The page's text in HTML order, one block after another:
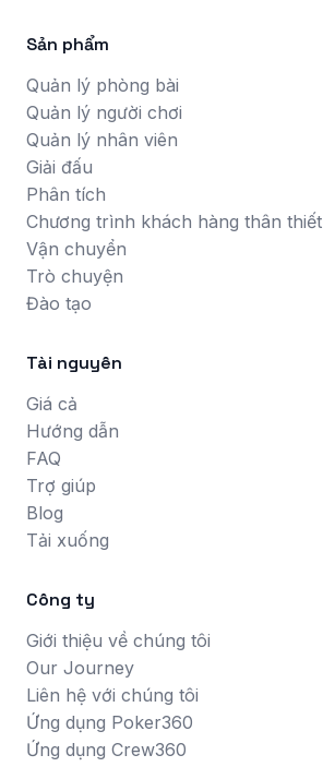
Sản phẩm
Quản lý phòng bài
Quản lý người chơi
Quản lý nhân viên
Giải đấu
Phân tích
Chương trình khách hàng thân thiết
Vận chuyển
Trò chuyện
Đào tạo
Tài nguyên
Giá cả
Hướng dẫn
FAQ
Trợ giúp
Blog
Tải xuống
Công ty
Giới thiệu về chúng tôi
Our Journey
Liên hệ với chúng tôi
Ứng dụng Poker360
Ứng dụng Crew360